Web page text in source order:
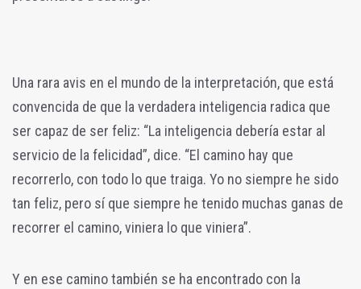
Una rara avis en el mundo de la interpretación, que está
convencida de que la verdadera inteligencia radica que
ser capaz de ser feliz: “La inteligencia debería estar al
servicio de la felicidad”, dice. “El camino hay que
recorrerlo, con todo lo que traiga. Yo no siempre he sido
tan feliz, pero sí que siempre he tenido muchas ganas de
recorrer el camino, viniera lo que viniera”.
Y en ese camino también se ha encontrado con la